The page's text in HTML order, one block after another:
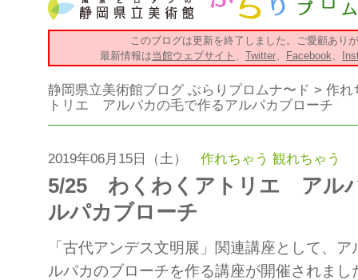
このブログは更新を終了しました。ご愛顧あり
最新情報は当館ウェブサイト 、 Twitter、 Facebook、
静岡県立美術館ブログ ぶらりプロムナ〜ド > 作れ
トリエ アルパカの毛で作るアルパカブローチ
2019年06月15日（土） 作れちゃう 観れちゃう
5/25 わくわくアトリエ アル
ルパカブローチ
「古代アンデス文明展」関連講座として、
ルパカのブローチを作る講座が開催されま